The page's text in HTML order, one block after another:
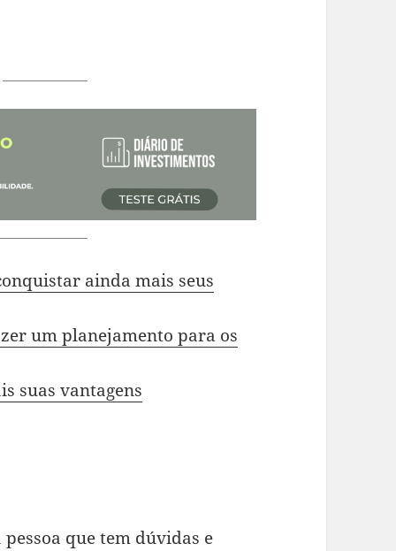
ainda mais seus
um planejamento para os
suas vantagens
que tem dúvidas e